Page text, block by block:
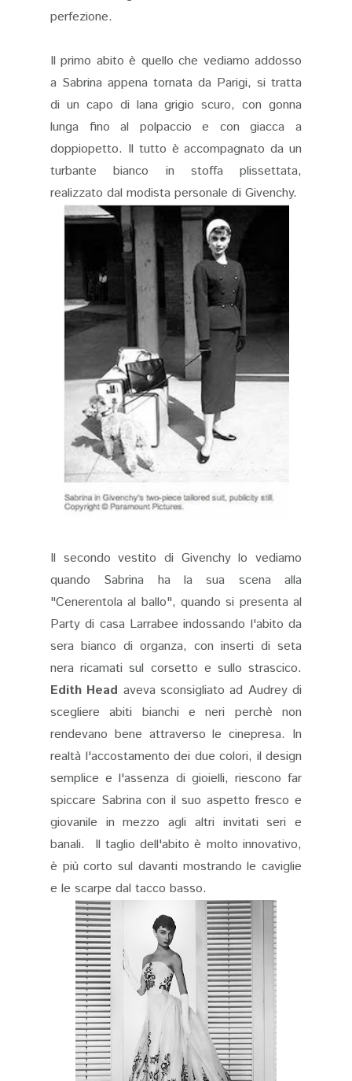
perfezione.
Il primo abito è quello che vediamo addosso
a Sabrina appena tornata da Parigi, si tratta
di un capo di lana grigio scuro, con gonna
lunga fino al polpaccio e con giacca a
doppiopetto. Il tutto è accompagnato da un
turbante bianco in stoffa plissettata,
realizzato dal modista personale di Givenchy.
Il secondo vestito di Givenchy lo vediamo
quando Sabrina ha la sua scena alla
"Cenerentola al ballo", quando si presenta al
Party di casa Larrabee indossando l'abito da
sera bianco di organza, con inserti di seta
nera ricamati sul corsetto e sullo strascico.
Edith Head aveva sconsigliato ad Audrey di
scegliere abiti bianchi e neri perchè non
rendevano bene attraverso le cinepresa. In
realtà l'accostamento dei due colori, il design
semplice e l'assenza di gioielli, riescono far
spiccare Sabrina con il suo aspetto fresco e
giovanile in mezzo agli altri invitati seri e
banali. Il taglio dell'abito è molto innovativo,
è più corto sul davanti mostrando le caviglie
e le scarpe dal tacco basso.